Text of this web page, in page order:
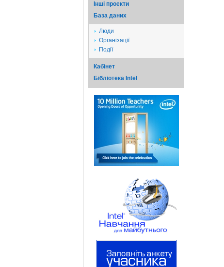
Iншi проекти
База даних
Люди
Організації
Події
Кабінет
Бібліотека Intel